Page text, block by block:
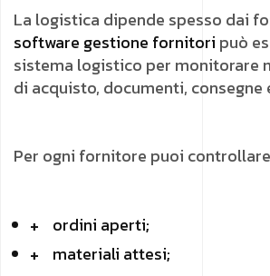
La logistica dipende spesso dai
software gestione fornitori può
sistema logistico per monitorare
di acquisto, documenti, consegne
Per ogni fornitore puoi
ordini aperti;
materiali attesi;